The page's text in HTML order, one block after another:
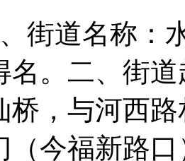
街道名称
名。二、街
桥，与河西
（今福新路